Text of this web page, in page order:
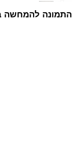
התמונה להמחשה